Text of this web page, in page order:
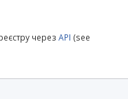
через API (see